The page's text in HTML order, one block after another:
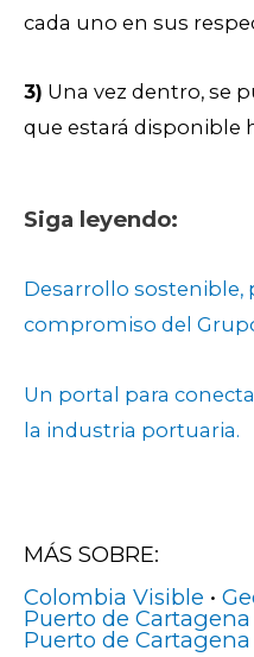
cada uno en sus
3) Una vez dentro, se
que estará disponible
Siga leyendo:
Desarrollo sostenible,
compromiso del
Un portal para
la industria portuaria.
MÁS SOBRE:
Colombia Visible •
Puerto de Cartagena
Puerto de Cartagena